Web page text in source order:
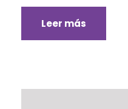
Leer más